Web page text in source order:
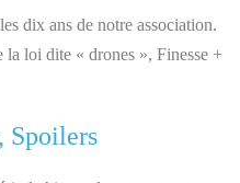
dix ans de notre association.
la loi dite « drones », Finesse +
Spoilers